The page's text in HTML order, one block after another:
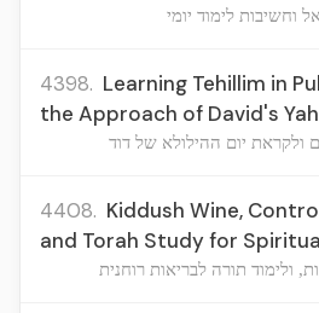
לימוד יומי
4398. Learning Tehillim in
the Approach of David's
ולקראת יום ההילולא של דוד
4408. Kiddush Wine,
and Torah Study for
ולימוד תורה לבריאות רוחנית